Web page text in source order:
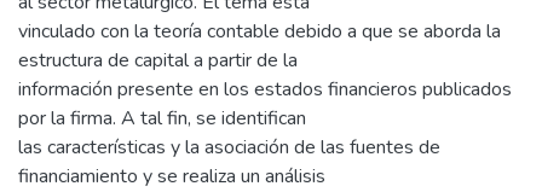
vinculado con la teoría contable debido a que se aborda la
estructura de capital a partir de la
información presente en los estados financieros publicados
por la firma. A tal fin, se identifican
las características y la asociación de las fuentes de
financiamiento y se realiza un análisis